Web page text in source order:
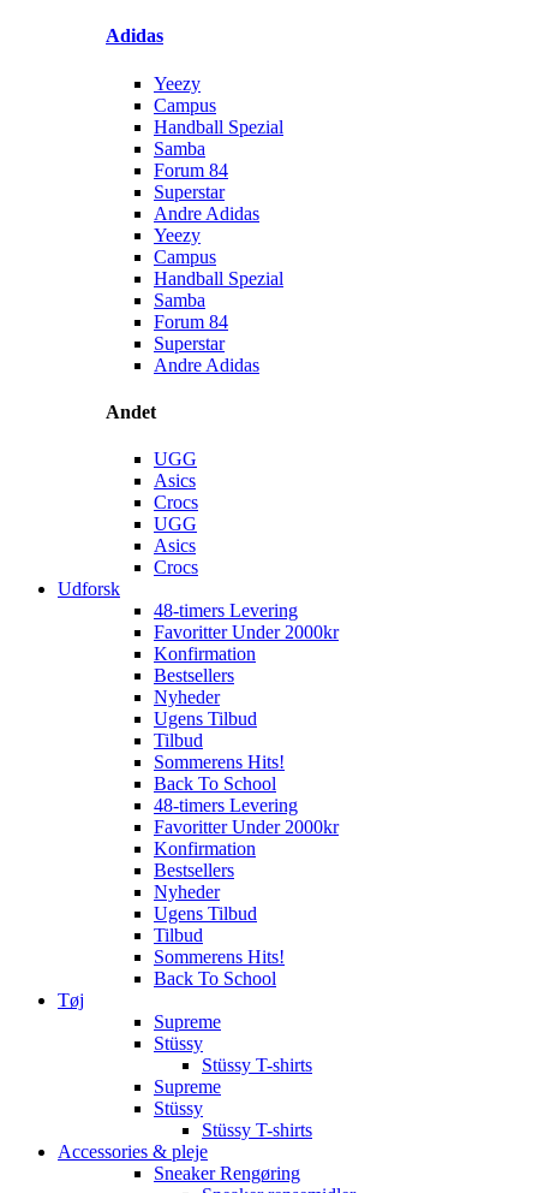
Adidas
Yeezy
Campus
Handball Spezial
Samba
Forum 84
Superstar
Andre Adidas
Yeezy
Campus
Handball Spezial
Samba
Forum 84
Superstar
Andre Adidas
Andet
UGG
Asics
Crocs
UGG
Asics
Crocs
Udforsk
48-timers Levering
Favoritter Under 2000kr
Konfirmation
Bestsellers
Nyheder
Ugens Tilbud
Tilbud
Sommerens Hits!
Back To School
48-timers Levering
Favoritter Under 2000kr
Konfirmation
Bestsellers
Nyheder
Ugens Tilbud
Tilbud
Sommerens Hits!
Back To School
Tøj
Supreme
Stüssy
Stüssy T-shirts
Supreme
Stüssy
Stüssy T-shirts
Accessories & pleje
Sneaker Rengøring